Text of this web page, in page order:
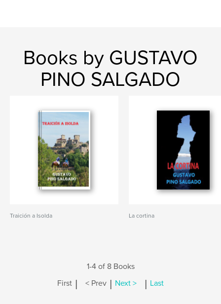
Books by GUSTAVO
PINO SALGADO
Traición a Isolda La cortina
1-4 of 8 Books
First | < Prev | Next > | Last